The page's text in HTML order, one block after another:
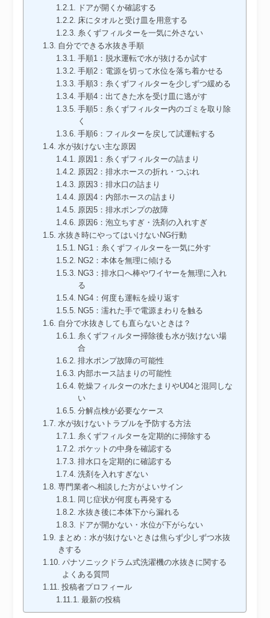
ドアが開くか確認する
床にタオルと受け皿を用意する
糸くずフィルターを一気に外さない
自分でできる水抜き手順
手順1：脱水運転で水が抜けるか試す
手順2：電源を切って水位を落ち着かせる
手順3：糸くずフィルターを少しずつ緩める
手順4：出てきた水を受け皿に逃がす
手順5：糸くずフィルター内のゴミを取り除
く
手順6：フィルターを戻して試運転する
水が抜けない主な原因
原因1：糸くずフィルターの詰まり
原因2：排水ホースの折れ・つぶれ
原因3：排水口の詰まり
原因4：内部ホースの詰まり
原因5：排水ポンプの故障
原因6：泡立ちすぎ・洗剤の入れすぎ
水抜き時にやってはいけないNG行動
NG1：糸くずフィルターを一気に外す
NG2：本体を無理に傾ける
NG3：排水口へ棒やワイヤーを無理に入れ
る
NG4：何度も運転を繰り返す
NG5：濡れた手で電源まわりを触る
自分で水抜きしても直らないときは？
糸くずフィルター掃除後も水が抜けない場
合
排水ポンプ故障の可能性
内部ホース詰まりの可能性
乾燥フィルターの水たまりやU04と混同しな
い
分解点検が必要なケース
水が抜けないトラブルを予防する方法
糸くずフィルターを定期的に掃除する
ポケットの中身を確認する
排水口を定期的に確認する
洗剤を入れすぎない
専門業者へ相談した方がよいサイン
同じ症状が何度も再発する
水抜き後に本体下から漏れる
ドアが開かない・水位が下がらない
まとめ：水が抜けないときは焦らず少しずつ水抜
きする
パナソニックドラム式洗濯機の水抜きに関する
よくある質問
投稿者プロフィール
最新の投稿